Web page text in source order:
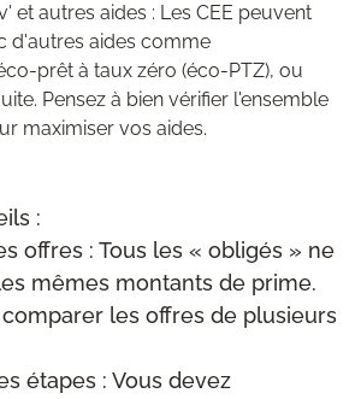
et autres aides : Les CEE peuvent
d'autres aides comme
prêt à taux zéro (éco-PTZ), ou
Pensez à bien vérifier l'ensemble
maximiser vos aides.
:
offres : Tous les « obligés » ne
mêmes montants de prime.
les offres de plusieurs
étapes : Vous devez